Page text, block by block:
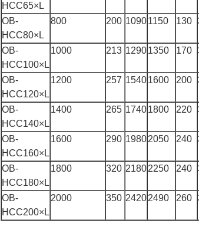
HCC65×L
OB-
HCC80×L
800 200 10901150 130
OB-
HCC100×L
1000 213 12901350 170
OB-
HCC120×L
1200 257 15401600 200
OB-
HCC140×L
1400 265 17401800 220
OB-
HCC160×L
1600 290 19802050 240
OB-
HCC180×L
1800 320 21802250 240
OB-
HCC200×L
2000 350 24202490 260